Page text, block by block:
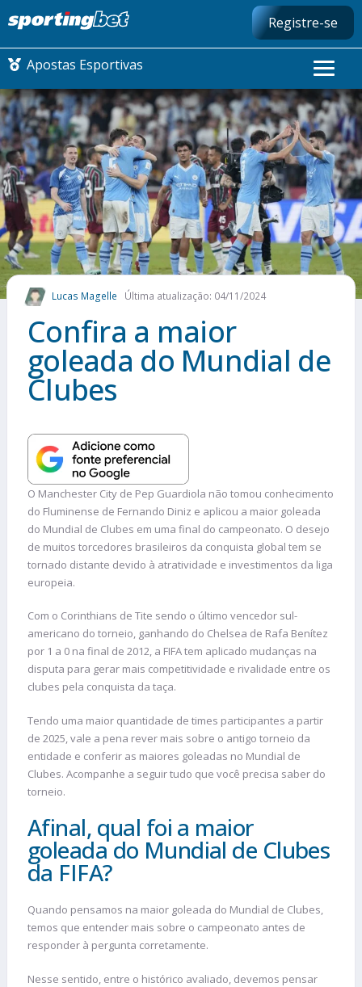
Registre-se
Apostas Esportivas
CONMEBOL LIBERTADORES
FUTEBOL NACIONAL
FUTEBOL INTERNACIONAL
COMO APOSTAR
MAIS ESPORTES
Lucas Magelle Última atualização: 04/11/2024
Confira a maior
goleada do Mundial de
Clubes
O Manchester City de Pep Guardiola não tomou conhecimento
do Fluminense de Fernando Diniz e aplicou a maior goleada
do Mundial de Clubes em uma final do campeonato. O desejo
de muitos torcedores brasileiros da conquista global tem se
tornado distante devido à atratividade e investimentos da liga
europeia.
Com o Corinthians de Tite sendo o último vencedor sul-
americano do torneio, ganhando do Chelsea de Rafa Benítez
por 1 a 0 na final de 2012, a FIFA tem aplicado mudanças na
disputa para gerar mais competitividade e rivalidade entre os
clubes pela conquista da taça.
Tendo uma maior quantidade de times participantes a partir
de 2025, vale a pena rever mais sobre o antigo torneio da
entidade e conferir as maiores goleadas no Mundial de
Clubes. Acompanhe a seguir tudo que você precisa saber do
torneio.
Afinal, qual foi a maior
goleada do Mundial de Clubes
da FIFA?
Quando pensamos na maior goleada do Mundial de Clubes,
temos que entender mais sobre o campeonato antes de
responder à pergunta corretamente.
Nesse sentido, entre o histórico avaliado, devemos pensar